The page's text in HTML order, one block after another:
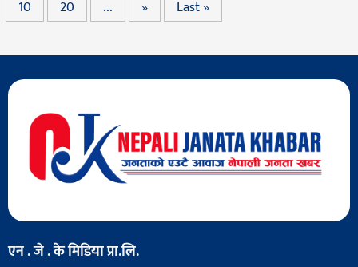
10
20 ... » Last »
एन . जे . के मिडिया प्रा.लि.